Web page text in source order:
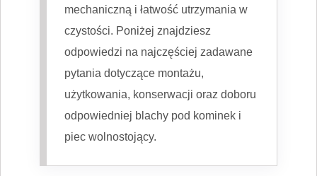
mechaniczną i łatwość utrzymania w
czystości. Poniżej znajdziesz
odpowiedzi na najczęściej zadawane
pytania dotyczące montażu,
użytkowania, konserwacji oraz doboru
odpowiedniej blachy pod kominek i
piec wolnostojący.